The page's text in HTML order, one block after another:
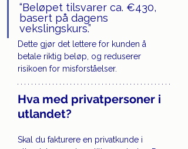
“Beløpet tilsvarer ca. €430,
basert på dagens
vekslingskurs.”
Dette gjør det lettere for kunden å
betale riktig beløp, og reduserer
risikoen for misforståelser.
Hva med privatpersoner i
utlandet?
Skal du fakturere en privatkunde i